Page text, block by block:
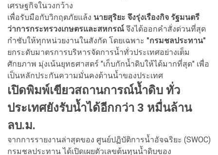
เศรษฐกิจในวงกว้าง
เพื่อรับมือกับวิกฤตภัยแล้ง นายสุริยะ จึงรุ่งเรืองกิจ รัฐมนตรี
ว่าการกระทรวงเกษตรและสหกรณ์ จึงได้ออกคำสั่งด่วนที่สุด
กำชับให้ทุกหน่วยงานในสังกัด โดยเฉพาะ "กรมชลประทาน"
ยกระดับมาตรการบริหารจัดการน้ำทั่วประเทศอย่างเต็ม
ศักยภาพ มุ่งเน้นยุทธศาสตร์ "เก็บกักน้ำดิบให้ได้มากที่สุด" เพื่อ
เป็นหลักประกันความมั่นคงด้านน้ำของประเทศ
เปิดพิมพ์เขียวสถานการณ์น้ำดิบ ทั่ว
ประเทศยังรับน้ำได้อีกกว่า 3 หมื่นล้าน
ลบ.ม.
จากการรายงานล่าสุดของ ศูนย์ปฏิบัติการน้ำอัจฉริยะ (SWOC)
กรมชลประทาน ได้เปิดเผยตัวเลขต้นทุนน้ำดิบของ